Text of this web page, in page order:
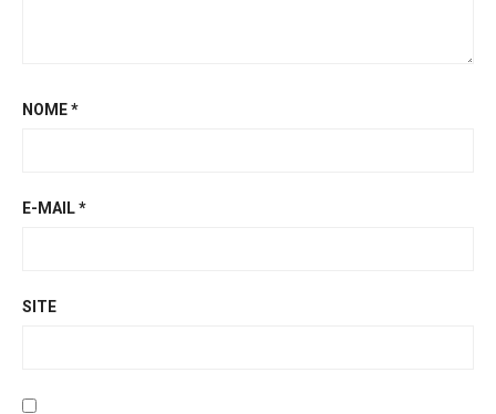
NOME*
E-MAIL*
SITE